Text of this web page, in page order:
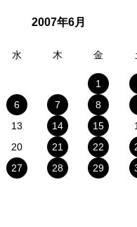
2007年6月
水 木 金
1
6 7 8
13 14 15
20 21 22
27 28 29